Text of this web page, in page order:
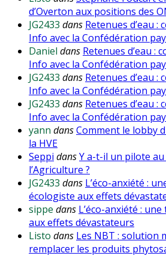
d’Overton aux positions des
JG2433 dans Retenues d’eau :
Info avec la Confédération
Daniel dans Retenues d’eau :
Info avec la Confédération
JG2433 dans Retenues d’eau :
Info avec la Confédération
JG2433 dans Retenues d’eau :
Info avec la Confédération
yann dansComment le lobby
la HVE
Seppi dansY a-t-il un pilote
l’Agriculture ?
JG2433 dans L’éco-anxiété :
écologiste aux effets
sippe dans L’éco-anxiété :
aux effets dévastateurs
Listo dans Les NBT : solution
remplacer les produits